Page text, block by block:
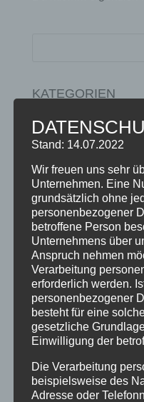
KATEGORIEN
NEUESTE
Der neue HAPPY
Michael Busse
Wie „Drama am
„HAPPY
Stand: 14.07.2022
Wir freuen uns sehr
Unternehmen. Eine
grundsätzlich ohne
personenbezogener
betroffene Person
Unternehmens über
Anspruch nehmen
Verarbeitung
erforderlich werden.
personenbezogener
besteht für eine
gesetzliche
Einwilligung der
Die Verarbeitung
beispielsweise des
Adresse oder